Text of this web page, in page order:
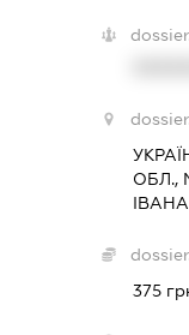
ОБЛ.,
375